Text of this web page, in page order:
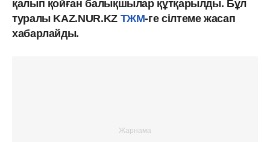
қалып қойған балықшылар құтқарылды. Бұл
туралы KAZ.NUR.KZ ТЖМ-ге сілтеме жасап
хабарлайды.